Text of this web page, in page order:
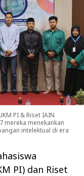
PI & Riset IAIN
mereka menekankan
intelektual di era
PI) dan Riset